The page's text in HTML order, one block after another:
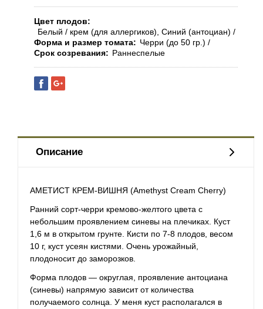
Цвет плодов
Белый / крем (для аллергиков), Синий (антоциан)
Форма и размер томата
Черри (до 50 гр.)
Срок созревания
Раннеспелые
Описание
АМЕТИСТ КРЕМ-ВИШНЯ (Amethyst Cream Cherry)
Ранний сорт-черри кремово-желтого цвета с
небольшим проявлением синевы на плечиках. Куст
1,6 м в открытом грунте. Кисти по 7-8 плодов, весом
10 г, куст усеян кистями. Очень урожайный,
плодоносит до заморозков.
Форма плодов — округлая, проявление антоциана
(синевы) напрямую зависит от количества
получаемого солнца. У меня куст располагался в